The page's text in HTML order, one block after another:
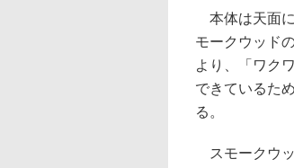
本体は天面
モークウッド
より、「ワク
できているた
る。
スモークウ